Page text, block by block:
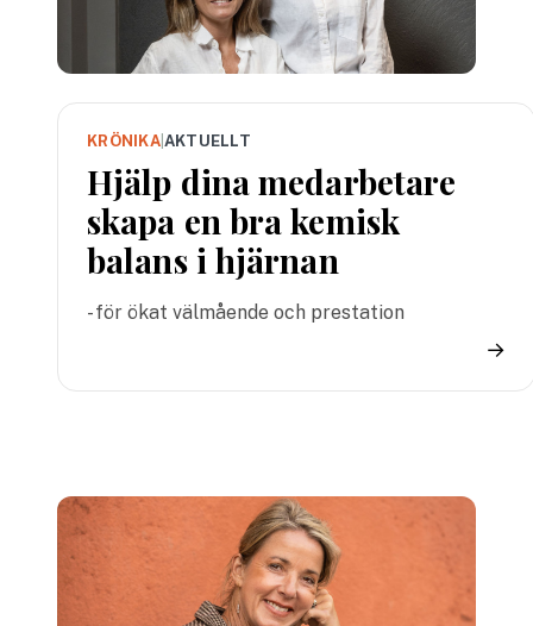
KRÖNIKA| AKTUELLT
Hjälp dina medarbetare
skapa en bra kemisk
balans i hjärnan
- för ökat välmående och prestation
→